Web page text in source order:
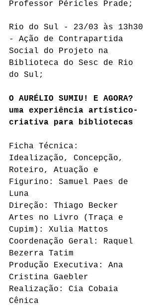
Professor Péricles Prade;
Rio do Sul - 23/03 às 13h30
- Ação de Contrapartida
Social do Projeto na
Biblioteca do Sesc de Rio
do Sul;
O AURÉLIO SUMIU! E AGORA?
uma experiência artístico-
criativa para bibliotecas
Ficha Técnica:
Idealização, Concepção,
Roteiro, Atuação e
Figurino: Samuel Paes de
Luna
Direção: Thiago Becker
Artes no Livro (Traça e
Cupim): Xulia Mattos
Coordenação Geral: Raquel
Bezerra Tatim
Produção Executiva: Ana
Cristina Gaebler
Realização: Cia Cobaia
Cênica